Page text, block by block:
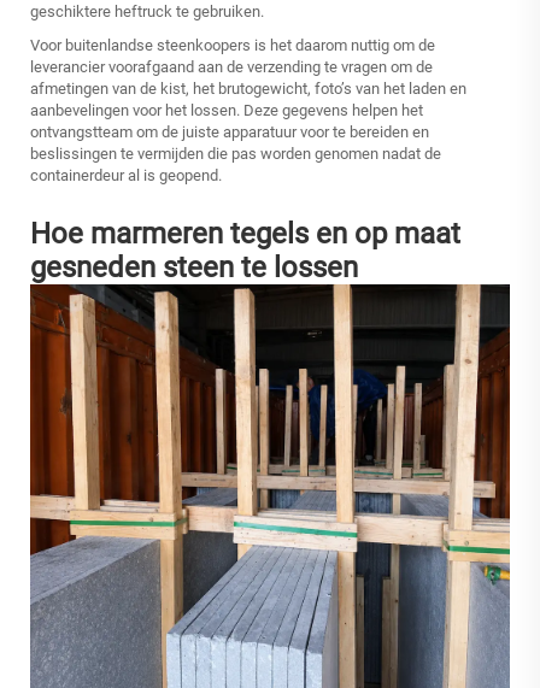
geschiktere heftruck te gebruiken.
Voor buitenlandse steenkoopers is het daarom nuttig om de
leverancier voorafgaand aan de verzending te vragen om de
afmetingen van de kist, het brutogewicht, foto’s van het laden en
aanbevelingen voor het lossen. Deze gegevens helpen het
ontvangstteam om de juiste apparatuur voor te bereiden en
beslissingen te vermijden die pas worden genomen nadat de
containerdeur al is geopend.
Hoe marmeren tegels en op maat
gesneden steen te lossen